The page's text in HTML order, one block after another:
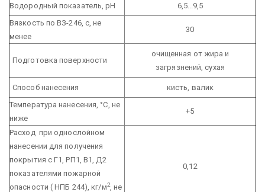
Водородный показатель, pH
6,5...9,5
Вязкость по ВЗ-246, с, не
менее
30
Подготовка поверхности
очищенная от жира и
загрязнений, сухая
Способ нанесения
кисть, валик
Температура нанесения, °С, не
ниже
+5
Расход при однослойном
нанесении для получения
покрытия с Г1, РП1, В1, Д2
показателями пожарной
опасности ( НПБ 244), кг/м2, не
0,12